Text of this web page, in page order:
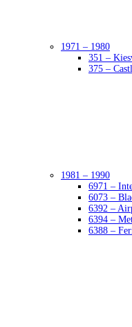
1971 – 1980
351 –
375 –
1981 – 1990
6971 –
6073 –
6392 –
6394 –
6388 –